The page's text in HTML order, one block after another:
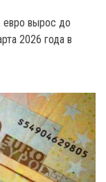
евро вырос до
2026 года в